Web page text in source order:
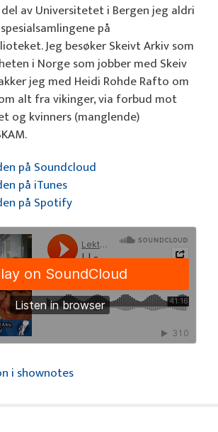
av Universitetet i Bergen jeg aldri
på
Jeg besøker Skeivt Arkiv som
i Norge som jobber med Skeiv
jeg med Heidi Rohde Rafto om
alt fra vikinger, via forbud mot
og kvinners (manglende)
på Soundcloud
på iTunes
på Spotify
i shownotes